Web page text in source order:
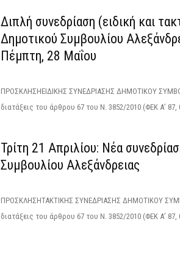
Διπλή συνεδρίαση (ειδική και
Δημοτικού Συμβουλίου
Πέμπτη, 28 Μαΐου
ΠΡΟΣΚΛΗΣΗΕΙΔΙΚΗΣ ΣΥΝΕΔΡΙΑΣΗΣ ΔΗΜΟΤΙΚΟΥ
διατάξεις του άρθρου 67 του Ν. 3852/2010 (ΦΕΚ Α’ 87,
Τρίτη 21 Απριλίου: Νέα
Συμβουλίου Αλεξάνδρειας
ΠΡΟΣΚΛΗΣΗΤΑΚΤΙΚΗΣ ΣΥΝΕΔΡΙΑΣΗΣ ΔΗΜΟΤΙΚΟΥ
διατάξεις του άρθρου 67 του Ν. 3852/2010 (ΦΕΚ Α’ 87,